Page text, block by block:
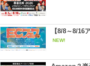
【8/8～8/16
NEW!